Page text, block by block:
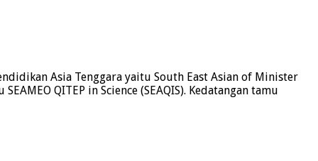
Asia Tenggara yaitu South East Asian of Minister
QITEP in Science (SEAQIS). Kedatangan tamu